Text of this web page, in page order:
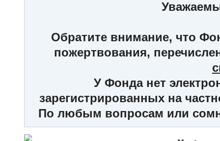
Обратите внимание, что
пожертвования,
У Фонда нет
зарегистрированных на
По любым вопросам или